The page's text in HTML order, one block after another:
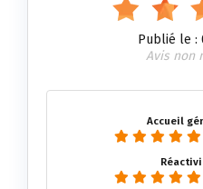
Publié le :
Avis non
Accueil